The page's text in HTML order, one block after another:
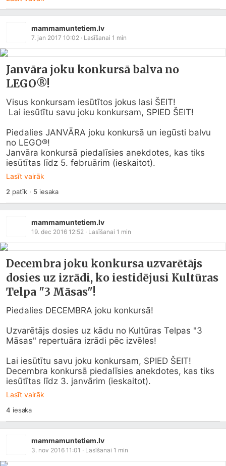
mammamuntetiem.lv
7. jan 2017 10:02 · Lasīšanai 1 min
Janvāra joku konkursā balva no
LEGO®!
Visus konkursam iesūtītos jokus lasi ŠEIT!
Piedalies JANVĀRA joku konkursā un iegūsti balvu
no LEGO®!
Janvāra konkursā piedalīsies anekdotes, kas tiks
iesūtītas līdz 5. februārim (ieskaitot).
Lasīt vairāk
2 patīk · 5iesaka
mammamuntetiem.lv
19. dec 2016 12:52 · Lasīšanai 1 min
Decembra joku konkursa uzvarētājs
dosies uz izrādi, ko iestidējusi Kultūras
Telpa "3 Māsas"!
Piedalies DECEMBRA joku konkursā!
Uzvarētājs dosies uz kādu no Kultūras Telpas "3
Māsas" repertuāra izrādi pēc izvēles!
Lai iesūtītu savu joku konkursam, SPIED ŠEIT!
Decembra konkursā piedalīsies anekdotes, kas tiks
iesūtītas līdz 3. janvārim (ieskaitot).
Lasīt vairāk
4 iesaka
mammamuntetiem.lv
3. nov 2016 11:01 · Lasīšanai 1 min